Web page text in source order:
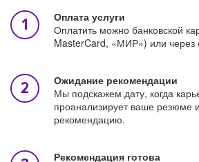
Оплата услуги
Оплатить можно банковской
MasterCard, «МИР») или
Ожидание рекомендации
Мы подскажем дату, когда
проанализирует ваше резюме
рекомендацию.
Рекомендация готова